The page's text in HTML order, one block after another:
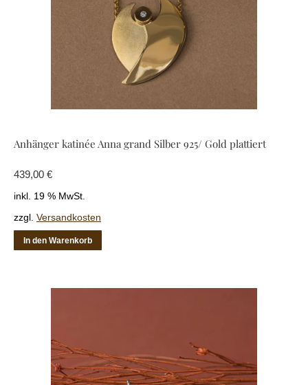
Anhänger katinée Anna grand Silber 925/ Gold plattiert
439,00 €
inkl. 19 % MwSt.
zzgl. Versandkosten
In den Warenkorb